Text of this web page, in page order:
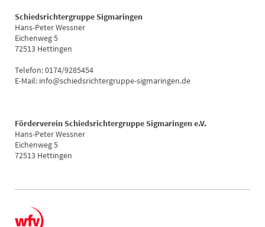
Schiedsrichtergruppe Sigmaringen
Hans-Peter Wessner
Eichenweg 5
72513 Hettingen
Telefon: 0174/9285454
E-Mail: info@schiedsrichtergruppe-sigmaringen.de
Förderverein Schiedsrichtergruppe Sigmaringen e.V.
Hans-Peter Wessner
Eichenweg 5
72513 Hettingen